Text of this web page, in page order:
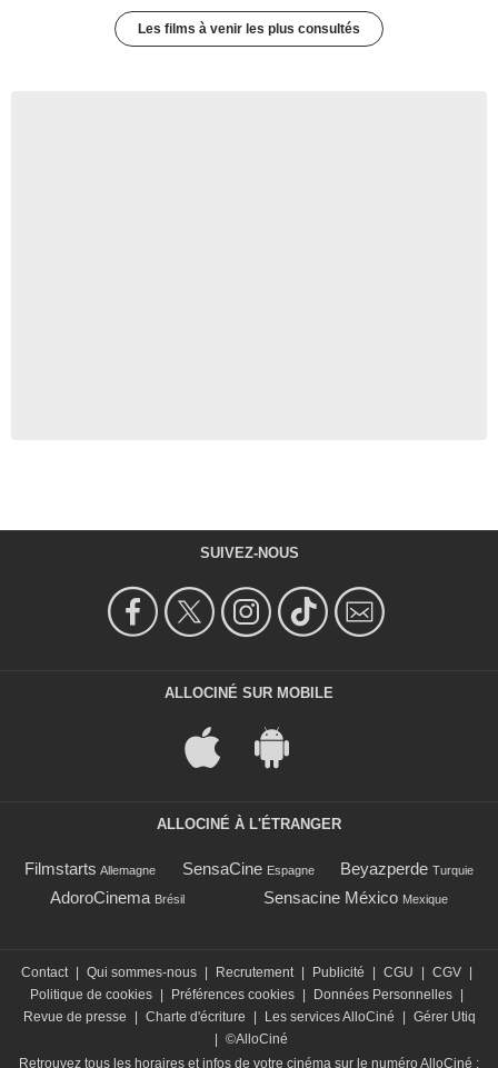
Les films à venir les plus consultés
SUIVEZ-NOUS
ALLOCINÉ SUR MOBILE
ALLOCINÉ À L'ÉTRANGER
Filmstarts Allemagne SensaCine Espagne Beyazperde Turquie
AdoroCinema Brésil Sensacine México Mexique
Contact Qui sommes-nous Recrutement Publicité CGU CGV
Politique de cookies
Préférences cookies Données Personnelles
Revue de presse
Charte d'écriture Les services AlloCiné
Gérer Utiq
©AlloCiné
Retrouvez tous les horaires et infos de votre cinéma sur le numéro AlloCiné :